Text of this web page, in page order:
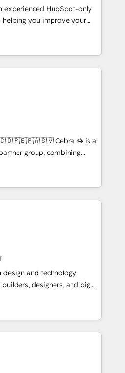
CRM” to your growth
experienced HubSpot-only
helping you improve your
we help you with: -
(CRM, Marketing, Sales,
- Developing fast, good-
HubSpot CMS - Building
we take a critical look at your
from which we create a
implementing these steps in
you will start to see
for growth! Want to
Cebra 🦓 is a
group, combining
media expertise across
Europe, with teams
in Chile, we combine local
reach to help businesses
building end-to-end
CRM, AI automation, inbound
and digital creativity.
in Spanish, Portuguese,
strategies that drive
Top 3 Partner of the Year
2025. • Partner of the Year
experts help you grow
design and technology
designers, and big
design, and
by curiosity—to turn
challenges into meaningful
is more than just
That’s why we lean